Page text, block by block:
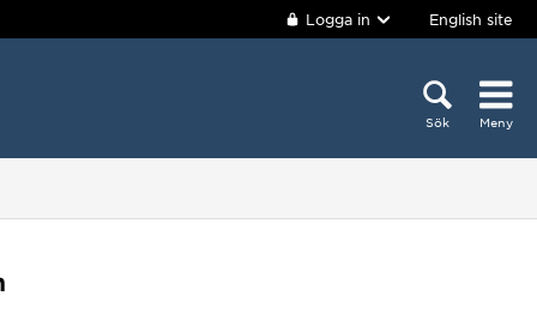
Logga in English site
Sök Meny